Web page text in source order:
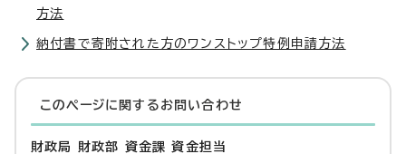
方法
納付書で寄附された方のワンストップ特例申請方法
このページに関する お問い合わせ
財政局 財政部 資金課 資金担当